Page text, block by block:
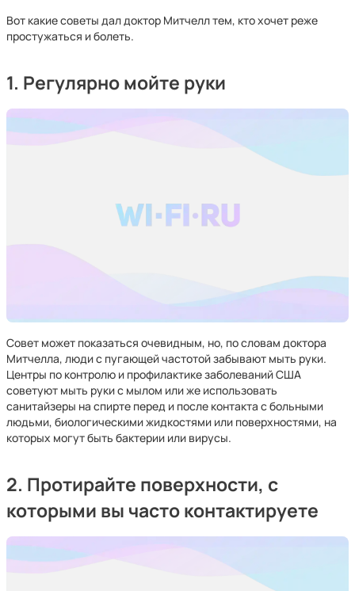
Вот какие советы дал доктор Митчелл тем, кто хочет реже
простужаться и болеть.
1. Регулярно мойте руки
Совет может показаться очевидным, но, по словам доктора
Митчелла, люди с пугающей частотой забывают мыть руки.
Центры по контролю и профилактике заболеваний США
советуют мыть руки с мылом или же использовать
санитайзеры на спирте перед и после контакта с больными
людьми, биологическими жидкостями или поверхностями, на
которых могут быть бактерии или вирусы.
2. Протирайте поверхности, с
которыми вы часто контактируете